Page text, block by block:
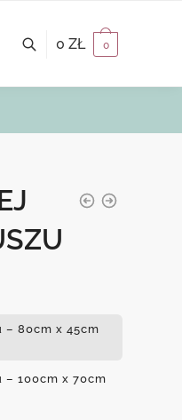
0 ZŁ 0
– 80cm x 45cm
100cm x 70cm